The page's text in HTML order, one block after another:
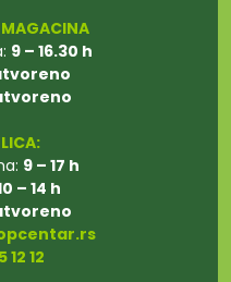
MAGACINA
9 – 16.30 h
9 – 17 h
– 14 h
12 12